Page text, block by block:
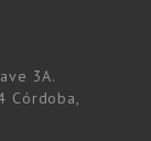
3A.
Córdoba,